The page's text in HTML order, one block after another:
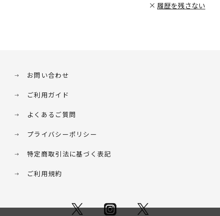
履歴を残さない
お問い合わせ
ご利用ガイド
よくあるご質問
プライバシーポリシー
特定商取引法に基づく表記
ご利用規約